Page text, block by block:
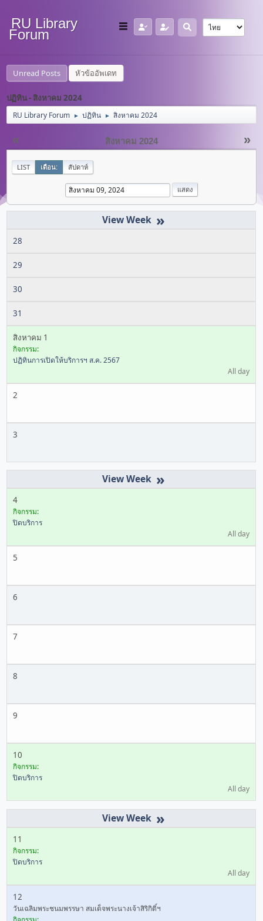
RU Library
Forum
Unread Posts หัวข้ออัพเดท
ปฏิทิน - สิงหาคม 2024
RU Library Forum ► ปฏิทิน ► สิงหาคม 2024
« »
สิงหาคม 2024
LIST เดือน: สัปดาห์
»
28
29
30
31
สิงหาคม 1
กิจกรรม:
ปฏิทินการเปิดให้บริการฯ ส.ค. 2567
All day
2
3
»
4
กิจกรรม:
ปิดบริการ
All day
5
6
7
8
9
10
กิจกรรม:
ปิดบริการ
All day
»
11
กิจกรรม:
ปิดบริการ
All day
12
วันเฉลิมพระชนมพรรษา สมเด็จพระนางเจ้าสิริกิติ์ฯ